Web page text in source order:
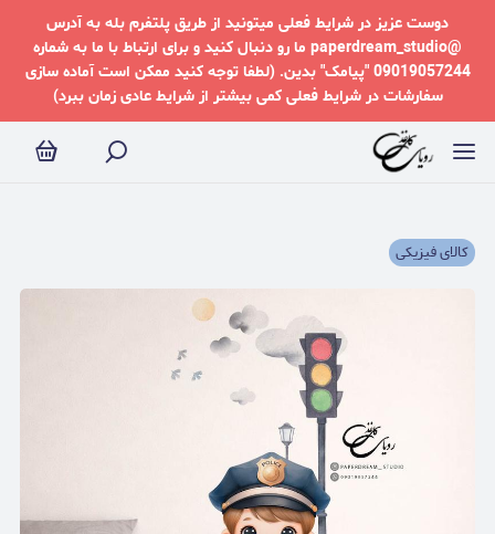
دوست عزیز در شرایط فعلی میتونید از طریق پلتفرم بله به آدرس
@paperdream_studio ما رو دنبال کنید و برای ارتباط با ما به شماره
09019057244 "پیامک" بدین. (لطفا توجه کنید ممکن است آماده سازی
سفارشات در شرایط فعلی کمی بیشتر از شرایط عادی زمان ببرد)
کالای فیزیکی